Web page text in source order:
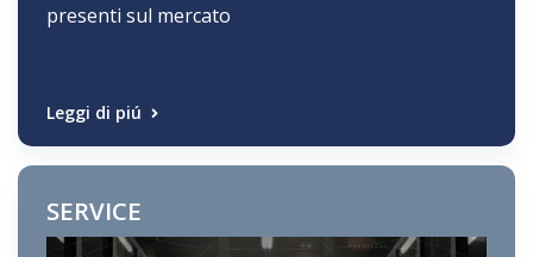
presenti sul mercato
Leggi di piú
SERVICE